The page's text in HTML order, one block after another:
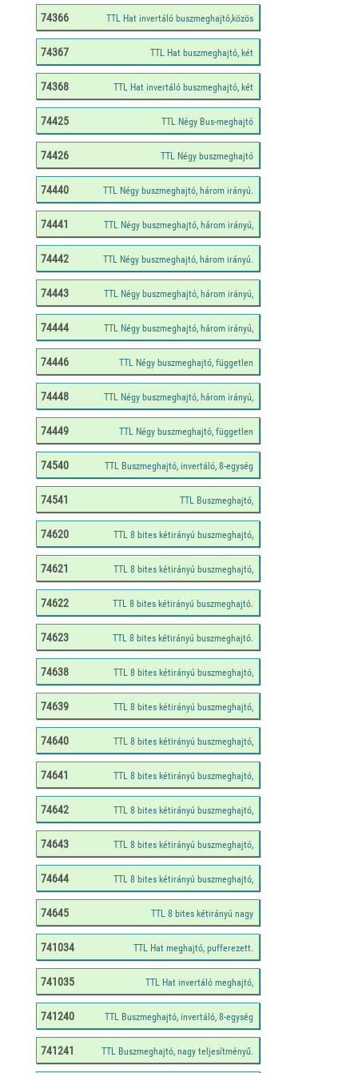
74366
74367
74368
74425
74426
74440
74441
74442
74443
74444
74446
74448
74449
74540
74541
74620
74621
74622
74623
74638
74639
74640
74641
74642
74643
74644
74645
741034
741035
741240
741241